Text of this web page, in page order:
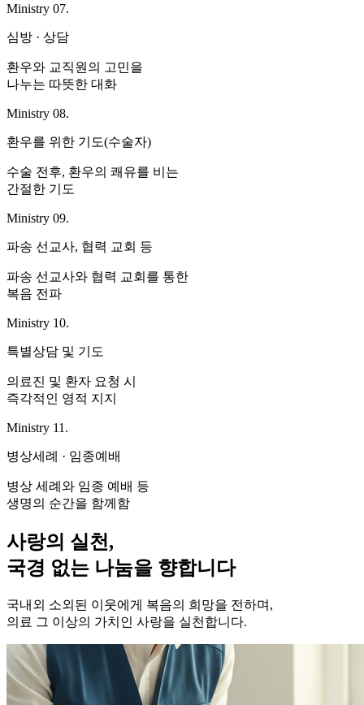
Ministry 07.
심방 · 상담
환우와 교직원의 고민을
나누는 따뜻한 대화
Ministry 08.
환우를 위한 기도(수술자)
수술 전후, 환우의 쾌유를 비는
간절한 기도
Ministry 09.
파송 선교사, 협력 교회 등
파송 선교사와 협력 교회를 통한
복음 전파
Ministry 10.
특별상담 및 기도
의료진 및 환자 요청 시
즉각적인 영적 지지
Ministry 11.
병상세례 · 임종예배
병상 세례와 임종 예배 등
생명의 순간을 함께함
사랑의 실천,
국경 없는 나눔을 향합니다
국내외 소외된 이웃에게 복음의 희망을 전하며,
의료 그 이상의 가치인 사랑을 실천합니다.